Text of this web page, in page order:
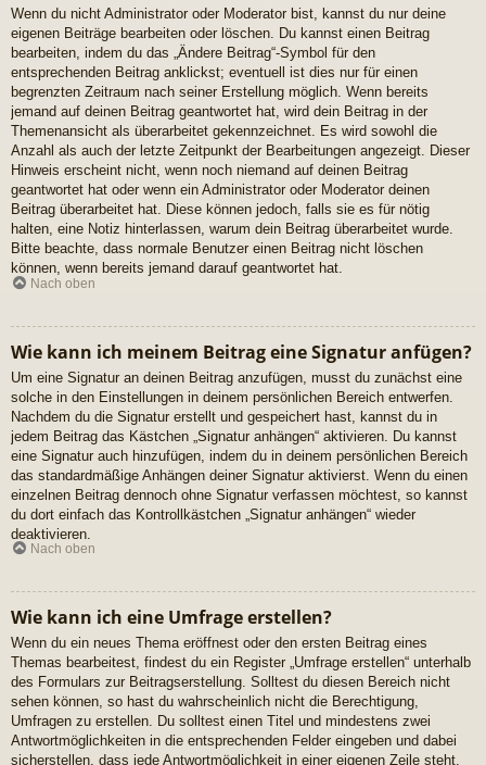
Wenn du nicht Administrator oder Moderator bist, kannst du nur deine
eigenen Beiträge bearbeiten oder löschen. Du kannst einen Beitrag
bearbeiten, indem du das „Ändere Beitrag“-Symbol für den
entsprechenden Beitrag anklickst; eventuell ist dies nur für einen
begrenzten Zeitraum nach seiner Erstellung möglich. Wenn bereits
jemand auf deinen Beitrag geantwortet hat, wird dein Beitrag in der
Themenansicht als überarbeitet gekennzeichnet. Es wird sowohl die
Anzahl als auch der letzte Zeitpunkt der Bearbeitungen angezeigt. Dieser
Hinweis erscheint nicht, wenn noch niemand auf deinen Beitrag
geantwortet hat oder wenn ein Administrator oder Moderator deinen
Beitrag überarbeitet hat. Diese können jedoch, falls sie es für nötig
halten, eine Notiz hinterlassen, warum dein Beitrag überarbeitet wurde.
Bitte beachte, dass normale Benutzer einen Beitrag nicht löschen
können, wenn bereits jemand darauf geantwortet hat.
Nach oben
Wie kann ich meinem Beitrag eine Signatur anfügen?
Um eine Signatur an deinen Beitrag anzufügen, musst du zunächst eine
solche in den Einstellungen in deinem persönlichen Bereich entwerfen.
Nachdem du die Signatur erstellt und gespeichert hast, kannst du in
jedem Beitrag das Kästchen „Signatur anhängen“ aktivieren. Du kannst
eine Signatur auch hinzufügen, indem du in deinem persönlichen Bereich
das standardmäßige Anhängen deiner Signatur aktivierst. Wenn du einen
einzelnen Beitrag dennoch ohne Signatur verfassen möchtest, so kannst
du dort einfach das Kontrollkästchen „Signatur anhängen“ wieder
deaktivieren.
Nach oben
Wie kann ich eine Umfrage erstellen?
Wenn du ein neues Thema eröffnest oder den ersten Beitrag eines
Themas bearbeitest, findest du ein Register „Umfrage erstellen“ unterhalb
des Formulars zur Beitragserstellung. Solltest du diesen Bereich nicht
sehen können, so hast du wahrscheinlich nicht die Berechtigung,
Umfragen zu erstellen. Du solltest einen Titel und mindestens zwei
Antwortmöglichkeiten in die entsprechenden Felder eingeben und dabei
sicherstellen, dass jede Antwortmöglichkeit in einer eigenen Zeile steht.